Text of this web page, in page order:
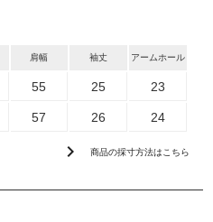
肩幅 袖丈 アームホール
55 25 23
57 26 24
chevron_right 商品の採寸方法はこちら